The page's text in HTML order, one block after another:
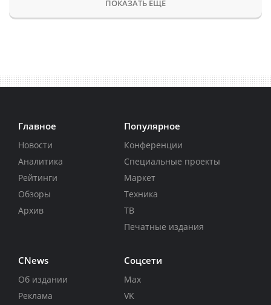
ПОКАЗАТЬ ЕЩЕ
Главное
Новости
Аналитика
Рейтинги
Обзоры
Архив
Популярное
Конференции
Специальные проекты
Маркет
Техника
ТВ
Печатные издания
CNews
Об издании
Реклама
Соцсети
Max
VK